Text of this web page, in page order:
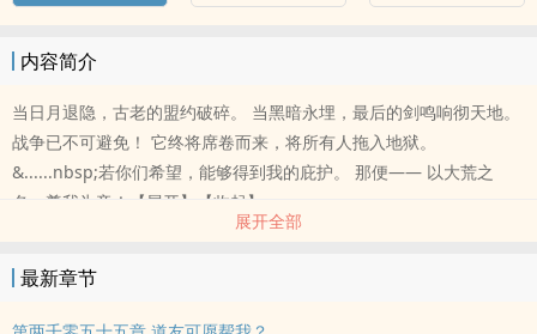
内容简介
当日月退隐，古老的盟约破碎。 当黑暗永埋，最后的剑鸣响彻天地。
战争已不可避免！ 它终将席卷而来，将所有人拖入地狱。
&......nbsp;若你们希望，能够得到我的庇护。 那便—— 以大荒之
名，尊我为帝！【展开】【收起】
本站提示：各位书友要是觉得《大荒剑帝》还不错的话请不要忘记向
展开全部
最新章节